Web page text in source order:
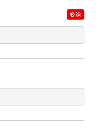
必須